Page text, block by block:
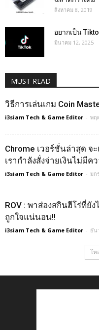
สิงหาคม 8, 2019
อยากเป็น
มีนาคม 12, 2025
MUST READ
วิธีการเล่นเกม Coin
i3siam Tech & Game Editor - พฤ
Chrome เวอร์ชั่นล่าสุด
เรากำลังสั่งจ่ายเงินไม่มีค
i3siam Tech & Game Editor - มก
ROV : พาส่องสกินฮีโร่ที่ยั
ถูกใจแน่นอน!!
i3siam Tech & Game Editor - ธัน
โห